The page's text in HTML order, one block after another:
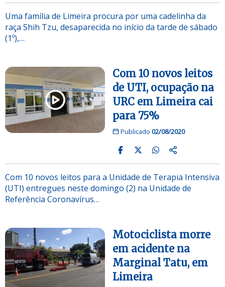
Uma família de Limeira procura por uma cadelinha da
raça Shih Tzu, desaparecida no início da tarde de sábado
(1º),…
Com 10 novos leitos
de UTI, ocupação na
URC em Limeira cai
para 75%
Publicado 02/08/2020
Com 10 novos leitos para a Unidade de Terapia Intensiva
(UTI) entregues neste domingo (2) na Unidade de
Referência Coronavírus…
Motociclista morre
em acidente na
Marginal Tatu, em
Limeira